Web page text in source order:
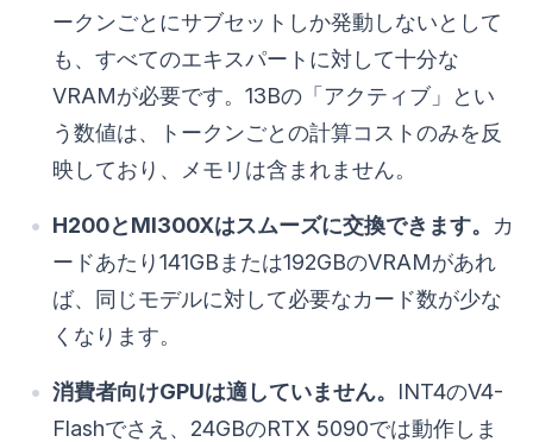
ークンごとにサブセットしか発動しないとして
も、すべてのエキスパートに対して十分な
VRAMが必要です。13Bの「アクティブ」とい
う数値は、トークンごとの計算コストのみを反
映しており、メモリは含まれません。
H200とMI300Xはスムーズに交換できます。 カ
ードあたり141GBまたは192GBのVRAMがあれ
ば、同じモデルに対して必要なカード数が少な
くなります。
消費者向けGPUは適していません。 INT4のV4-
Flashでさえ、24GBのRTX 5090では動作しま